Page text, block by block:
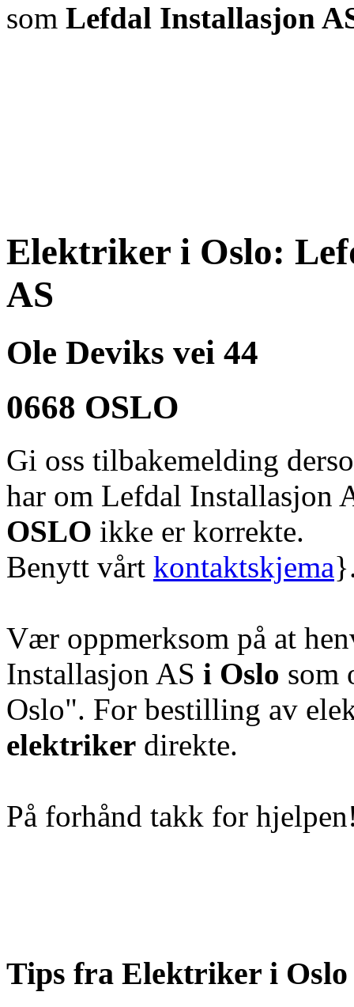
som Lefdal Installasjon
Elektriker i Oslo:
AS
Ole Deviks vei 44
0668 OSLO
Gi oss tilbakemelding
har om Lefdal Installasjon
OSLO ikke er korrekte.
Benytt vårt kontaktskjema
Vær oppmerksom på at
Installasjon AS i Oslo som
Oslo". For bestilling av
elektriker direkte.
På forhånd takk for
Tips fra Elektriker i Oslo